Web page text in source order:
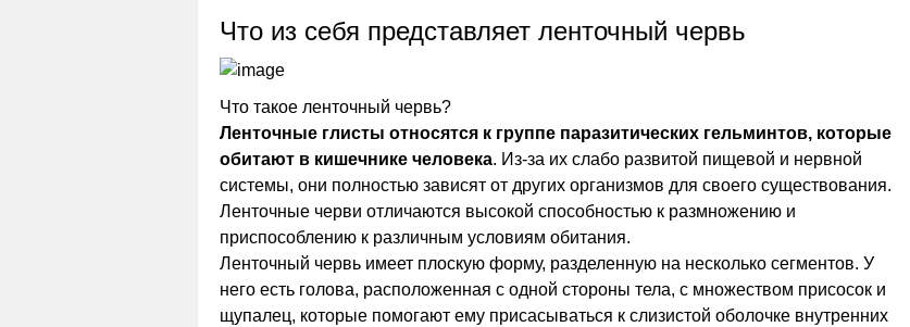
Что из себя представляет ленточный червь
Что такое ленточный червь?
Ленточные глисты относятся к группе паразитических гельминтов, которые
обитают в кишечнике человека. Из-за их слабо развитой пищевой и нервной
системы, они полностью зависят от других организмов для своего существования.
Ленточные черви отличаются высокой способностью к размножению и
приспособлению к различным условиям обитания.
Ленточный червь имеет плоскую форму, разделенную на несколько сегментов. У
него есть голова, расположенная с одной стороны тела, с множеством присосок и
щупалец, которые помогают ему присасываться к слизистой оболочке внутренних